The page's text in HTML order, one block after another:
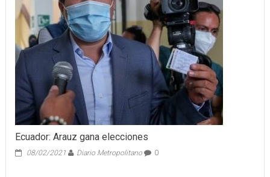
Ecuador: Arauz gana elecciones
08/02/2021 Diario Metropolitano 0